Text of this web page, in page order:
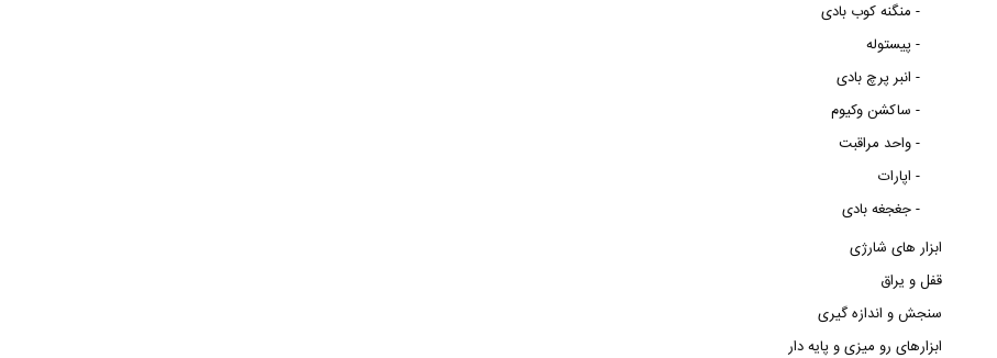
منگنه کوب بادی -
پیستوله -
انبر پرچ بادی -
ساکشن وکیوم -
واحد مراقبت -
اپارات -
جغجغه بادی -
ابزار های شارژی
قفل و یراق
سنجش و اندازه گیری
ابزارهای رو میزی و پایه دار